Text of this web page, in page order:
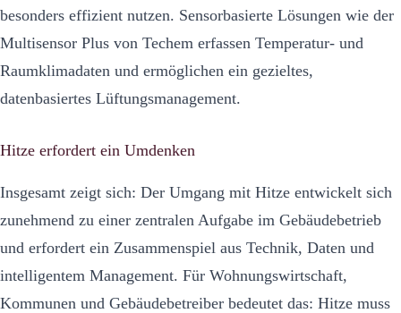
besonders effizient nutzen. Sensorbasierte Lösungen wie der
Multisensor Plus von Techem erfassen Temperatur- und
Raumklimadaten und ermöglichen ein gezieltes,
datenbasiertes Lüftungsmanagement.
Hitze erfordert ein Umdenken
Insgesamt zeigt sich: Der Umgang mit Hitze entwickelt sich
zunehmend zu einer zentralen Aufgabe im Gebäudebetrieb
und erfordert ein Zusammenspiel aus Technik, Daten und
intelligentem Management. Für Wohnungswirtschaft,
Kommunen und Gebäudebetreiber bedeutet das: Hitze muss